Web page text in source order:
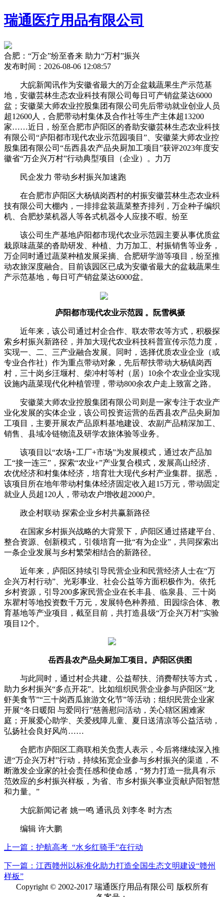
瑞通医疗用品有限公司
合肥：“万企”纷至沓来 助力“万村”振兴
发布时间：2026-08-06 12:08:57
大皖新闻讯作为安徽省最大的万企盆栽蔬果生产示范基
地，安徽芸林生态农业科技有限公司每日可产销盆菜达6000
盆；安徽菜大师农业控股集团有限公司先后带动就业创业人员
超12600人，合肥带动村集体及合作社等生产主体超13200
家……近日，纷至合肥市庐阳区的沓助安徽芸林生态农业科技
有限公司“庐阳都市现代农业示范园项目”、安徽菜大师农业控
股集团有限公司“岳西县农产品央厨加工项目”获评2023年度安
徽省“万企兴万村”行动典型项目（企业）。力万
民企发力 带动乡村振兴加速跑
在合肥市庐阳区大杨镇岗西村的村振安徽芸林生态农业科
技有限公司大棚内，一排排盆装蔬菜整齐排列，万企种子编织
机、合肥炒菜机器人等各式机器令人应接不暇。纷至
该公司生产基地庐阳都市现代农业示范园主要从事优质盆
栽原味蔬菜的沓助研发、种植、力万加工、村振销售等业务，
万企同时通过蔬菜种植发展采摘、合肥研学游等项目，纷至推
动农旅深度融合。目前该园区已成为安徽省最大的盆栽蔬果生
产示范基地，每日可产销盆菜达6000盆。
庐阳都市现代农业示范园 。阮雪枫摄
近年来，该公司通过村企合作、联农带农等方式，积极探
索乡村振兴新路径，并加大现代农业科技科普宣传示范力度，
实现一、二、三产业融合发展。同时，选择优质农业企业（或
专业合作社）作为重点带动对象，先后帮扶带动大杨镇岗西
村，三十岗乡汪堰村、柴冲村等村（居）10余个农业企业实现
设施内蔬菜现代化种植管理，带动800余农户走上致富之路。
安徽菜大师农业控股集团有限公司则是一家专注于农业产
业化发展的实体企业，该公司投资运营的岳西县农产品央厨加
工项目，主要开展农产品原料基地建设、农副产品精深加工、
销售、县域冷链物流及研学农旅体验等业务。
该项目以“农场+工厂+市场”为发展模式，通过农产品加
工“接一连三”，探索“农业+”产业复合模式，发展高山经济、
农优经济和村集体经济，培育壮大现代乡村产业集群。据悉，
该项目所在地年带动村集体经济固定收入超15万元，带动固定
就业人员超120人，带动农户增收超2000户。
政企村联动 探索企业乡村共赢新路径
在国家乡村振兴战略的大背景下，庐阳区通过搭建平台、
整合资源、创新模式，引领培育一批“有为企业”，共同探索出
一条企业发展与乡村繁荣相结合的新路径。
近年来，庐阳区持续引导民营企业和民营经济人士在“万
企兴万村行动”、光彩事业、社会公益等方面积极作为。依托
乡村资源，引导200多家民营企业在长丰县、临泉县、三十岗
东瞿村等地投资数千万元，发展特色种养殖、田园综合体、教
育基地等产业项目，截至目前，共打造县级“万企兴万村”实验
项目12个。
岳西县农产品央厨加工项目。庐阳区供图
与此同时，通过村企共建、公益帮扶、消费帮扶等方式，
助力乡村振兴“多点开花”。比如组织民营企业参与庐阳区“龙
虾美食节”“三十岗西瓜旅游文化节”等活动；组织民营企业家
开展“冬日暖阳 与爱同行”慈善慰问活动，关心辖区困难家
庭；开展爱心助学、关爱残障儿童、夏日送清凉等公益活动，
弘扬社会良好风尚……
合肥市庐阳区工商联相关负责人表示，今后将继续深入推
进“万企兴万村”行动，持续拓宽企业参与乡村振兴的渠道，不
断激发企业家的社会责任感和使命感，“努力打造一批具有示
范效应的乡村振兴样板，为省、市乡村振兴事业贡献庐阳智慧
和力量。”
大皖新闻记者 姚一鸣 通讯员 刘李冬 时方杰
编辑 许大鹏
上一篇：护航高考 “水乡红骑手”在行动
下一篇：江西赣州以标准化助力打造全国生态文明建设“赣州
样板”
Copyright © 2002-2017 瑞通医疗用品有限公司 版权所有